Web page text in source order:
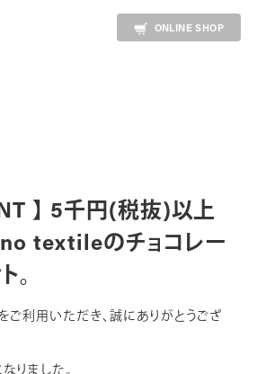
ONLINE SHOP
】 5千円(税抜)以上
textileのチョコレー
。
ご利用いただき、誠にありがとうござ
りました。